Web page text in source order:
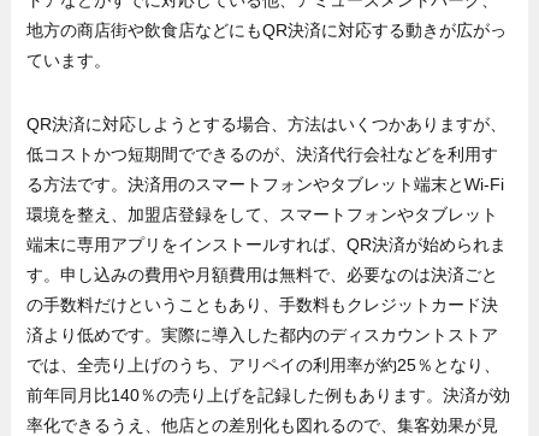
地方の商店街や飲食店などにもQR決済に対応する動きが広がっ
ています。
QR決済に対応しようとする場合、方法はいくつかありますが、
低コストかつ短期間でできるのが、決済代行会社などを利用す
る方法です。決済用のスマートフォンやタブレット端末とWi-Fi
環境を整え、加盟店登録をして、スマートフォンやタブレット
端末に専用アプリをインストールすれば、QR決済が始められま
す。申し込みの費用や月額費用は無料で、必要なのは決済ごと
の手数料だけということもあり、手数料もクレジットカード決
済より低めです。実際に導入した都内のディスカウントストア
では、全売り上げのうち、アリペイの利用率が約25％となり、
前年同月比140％の売り上げを記録した例もあります。決済が効
率化できるうえ、他店との差別化も図れるので、集客効果が見